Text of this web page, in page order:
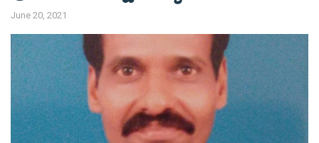
June 20, 2021